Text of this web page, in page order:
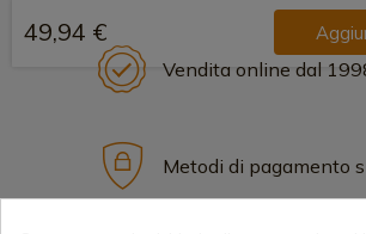
49,94 €
Vendita online dal
Metodi di pagamento